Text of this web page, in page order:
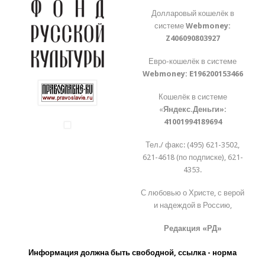
Долларовый кошелёк в
системеWebmoney:
Z406090803927
Евро-кошелёк в системе
Webmoney: E196200153466
Кошелёк в системе
«Яндекс.Деньги»:
41001994189694
Тел./ факс: (495) 621-3502,
621-4618 (по подписке), 621-
4353.
С любовью о Христе, с верой
и надеждой в Россию,
Редакция «РД»
Информация должна быть свободной, ссылка - норма